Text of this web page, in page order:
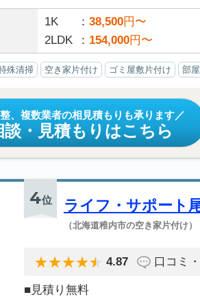
1K 38,500円〜
2LDK
154,000円〜
殊清掃 空き家片付け ゴミ屋敷片付け 部
、複数業者の相見積もりも承ります
談・見積もりはこちら
4位 ライフ・サポート
（北海道稚内市の空き家片付け）
4.87 口コミ
■見積り無料